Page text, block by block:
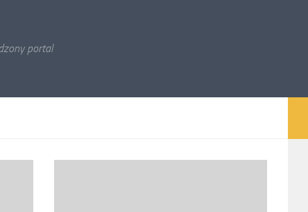
portal